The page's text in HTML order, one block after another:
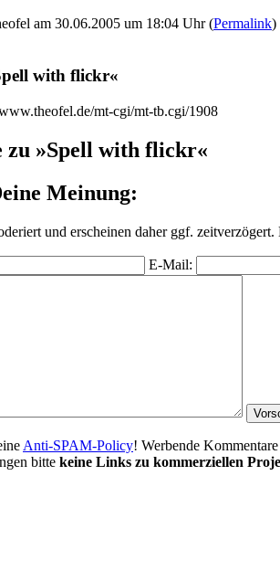
am 30.06.2005 um 18:04 Uhr (Permalink)
with flickr«
mt-cgi/mt-tb.cgi/1908
zu »Spell with flickr«
Meinung:
und erscheinen daher ggf.
E-Mail:
Anti-SPAM-Policy! Werbende
bitte keine Links zu kommerziellen